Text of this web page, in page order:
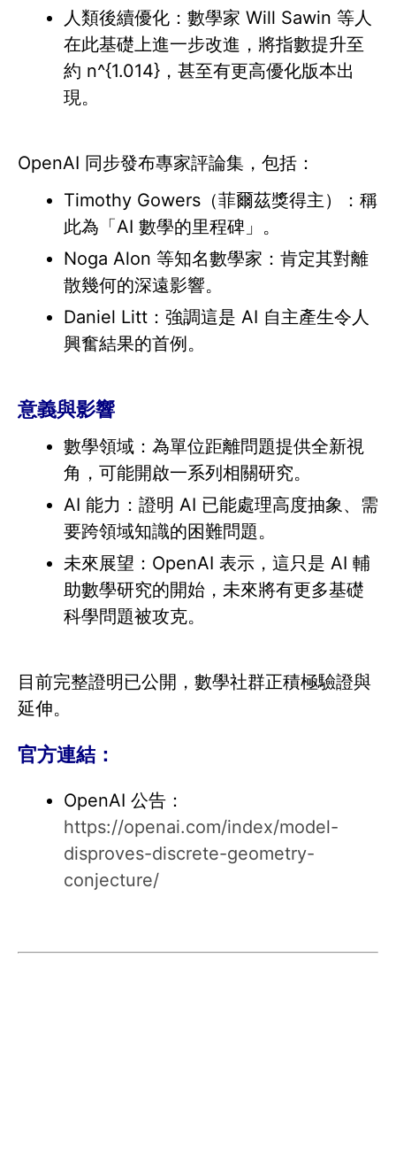
人類後續優化：數學家 Will Sawin 等人
在此基礎上進一步改進，將指數提升至
約 n^{1.014}，甚至有更高優化版本出
現。
OpenAI 同步發布專家評論集，包括：
Timothy Gowers（菲爾茲獎得主）：稱
此為「AI 數學的里程碑」。
Noga Alon 等知名數學家：肯定其對離
散幾何的深遠影響。
Daniel Litt：強調這是 AI 自主產生令人
興奮結果的首例。
意義與影響
數學領域：為單位距離問題提供全新視
角，可能開啟一系列相關研究。
AI 能力：證明 AI 已能處理高度抽象、需
要跨領域知識的困難問題。
未來展望：OpenAI 表示，這只是 AI 輔
助數學研究的開始，未來將有更多基礎
科學問題被攻克。
目前完整證明已公開，數學社群正積極驗證與
延伸。
官方連結：
OpenAI 公告：
https://openai.com/index/model-
disproves-discrete-geometry-
conjecture/